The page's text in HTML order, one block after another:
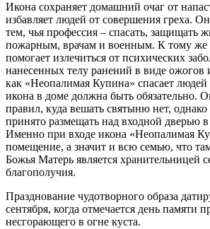
Икона сохраняет домашний очаг от
избавляет людей от совершения греха.
тем, чья профессия – спасать, защищать
пожарным, врачам и военным. К тому же
помогает излечиться от психических
нанесенных телу ранений в виде ожогов
как «Неопалимая Купина» спасает людей
икона в доме должна быть обязательно.
правил, куда вешать святыню нет,
принято размещать над входной дверью
Именно при входе икона «Неопалимая
помещение, а значит и всю семью, что
Божья Матерь является хранительницей
благополучия.
Празднование чудотворного образа
сентября, когда отмечается день памяти
несгорающего в огне куста.